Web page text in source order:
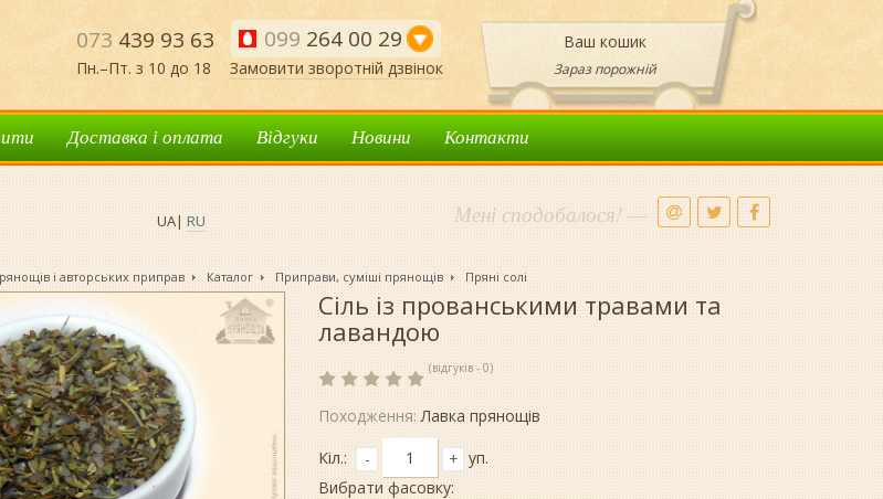
073 439 93 63 099 264 00 29
Пн.–Пт. з 10 до 18 Замовити зворотній дзвінок
Ваш кошик
Зараз порожній
Доставка і оплата Відгуки Новини Контакти
UA| RU Мені сподобалося! —
і авторських приправ Каталог Приправи, суміші прянощів Пряні солі
Сіль із прованськими травами та
лавандою
(відгуків - 0)
Походження:Лавка прянощів
Кіл.:
- + уп.
Вибрати фасовку: